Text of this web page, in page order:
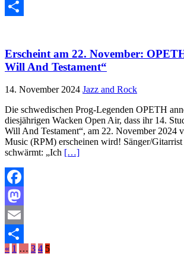
Email
Erscheint am 22. November:
Will And Testament“
14. November 2024 Jazz and Rock
Die schwedischen Prog-Legenden OPETH
diesjährigen Wacken Open Air, dass ihr 14.
Will And Testament“, am 22. November 2024
Music (RPM) erscheinen wird! Sänger/
schwärmt: „Ich […]
Facebook
Mastodon
Email
Teilen
« 1 … 3 4 5